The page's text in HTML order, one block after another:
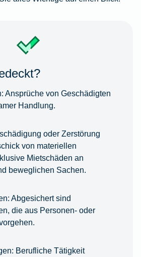
Ansprüche von Geschädigten
Handlung.
oder Zerstörung
von materiellen
Mietschäden an
beweglichen Sachen.
Abgesichert sind
die aus Personen- oder
Berufliche Tätigkeit